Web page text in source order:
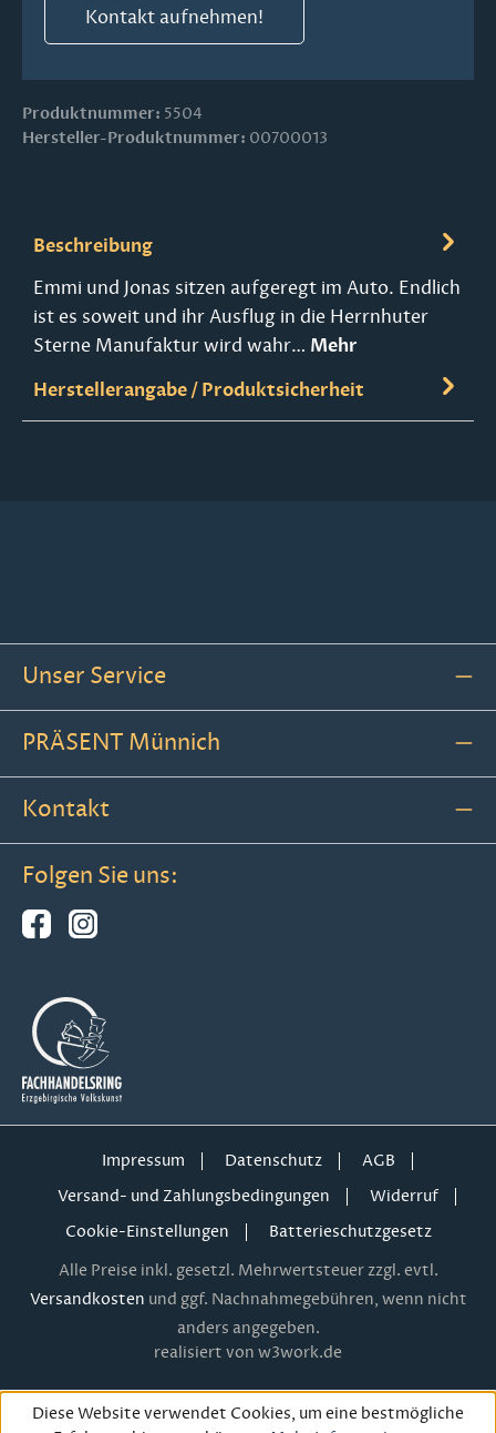
Kontakt aufnehmen!
Produktnummer: 5504
Hersteller-Produktnummer: 00700013
Beschreibung
Emmi und Jonas sitzen aufgeregt im Auto. Endlich
ist es soweit und ihr Ausflug in die Herrnhuter
Sterne Manufaktur wird wahr… Mehr
Herstellerangabe / Produktsicherheit
Unser Service
PRÄSENT Münnich
Kontakt
Folgen Sie uns:
Impressum Datenschutz
AGB
Versand- und Zahlungsbedingungen
Widerruf
Cookie-Einstellungen
Batterieschutzgesetz
Alle Preise inkl. gesetzl. Mehrwertsteuer zzgl. evtl.
Versandkosten und ggf. Nachnahmegebühren, wenn nicht
anders angegeben.
realisiert von w3work.de
Diese Website verwendet Cookies, um eine bestmögliche